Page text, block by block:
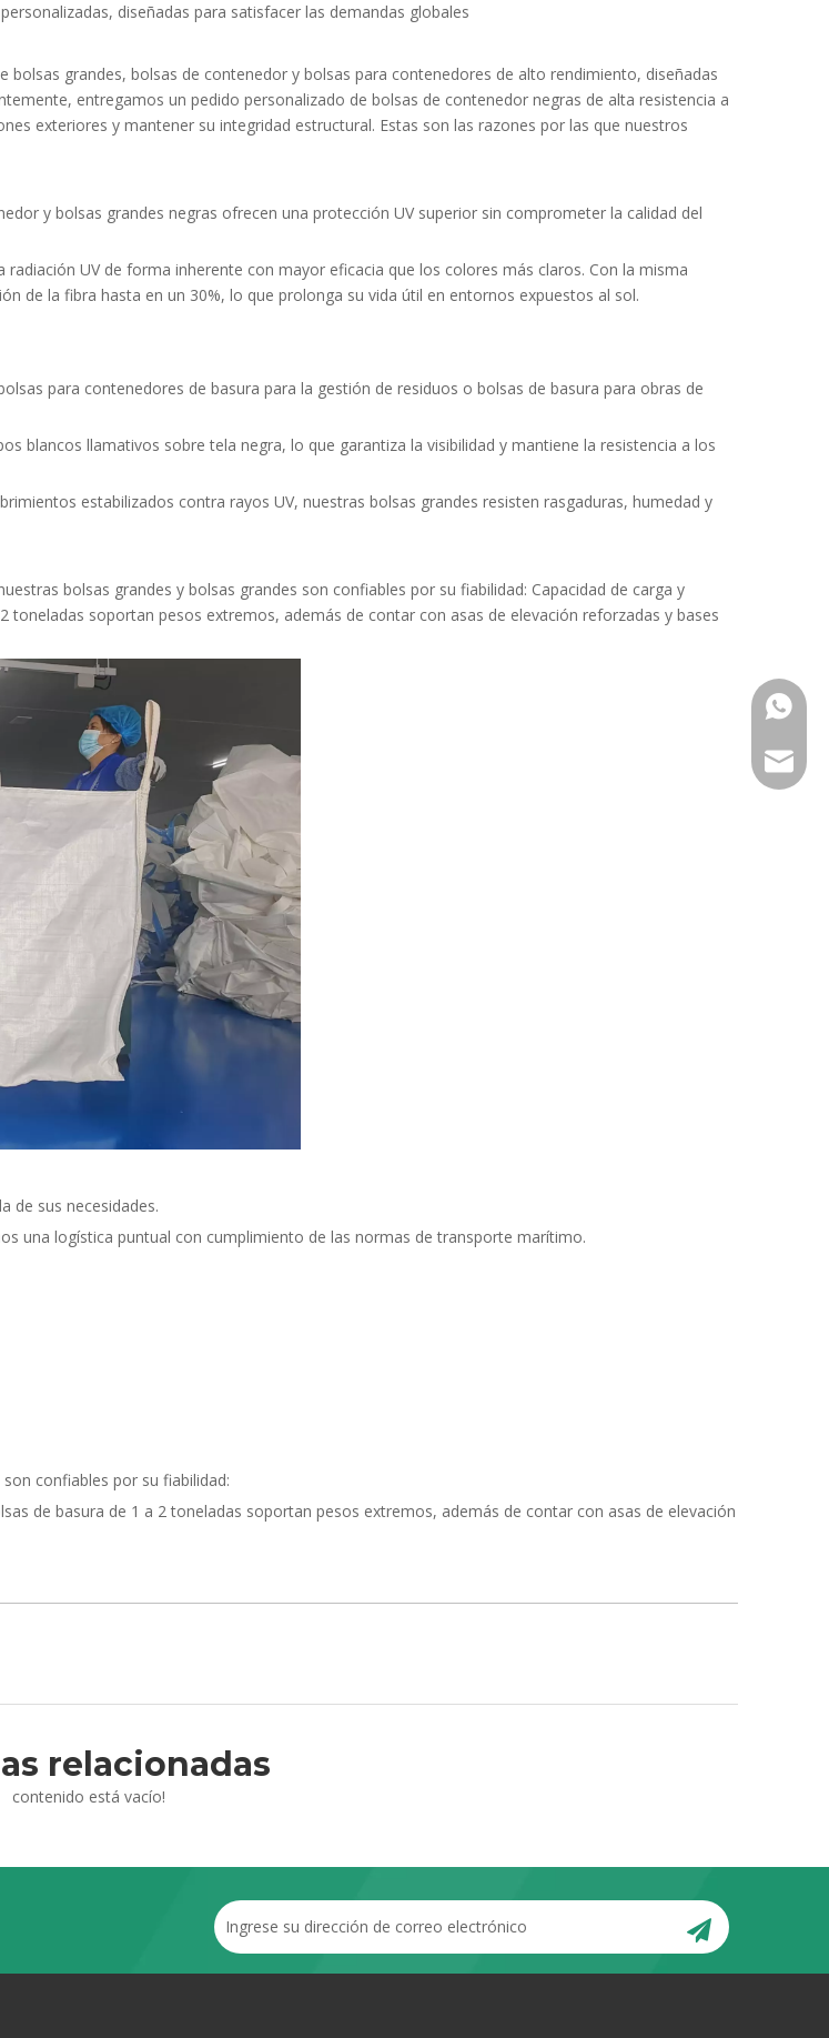
diseñadas para satisfacer las demandas globales
bolsas grandes, bolsas de contenedor y bolsas para contenedores de alto rendimiento, diseñadas
entregamos un pedido personalizado de bolsas de contenedor negras de alta resistencia a
exteriores y mantener su integridad estructural. Estas son las razones por las que nuestros
y bolsas grandes negras ofrecen una protección UV superior sin comprometer la calidad del
UV de forma inherente con mayor eficacia que los colores más claros. Con la misma
de la fibra hasta en un 30%, lo que prolonga su vida útil en entornos expuestos al sol.
para contenedores de basura para la gestión de residuos o bolsas de basura para obras de
blancos llamativos sobre tela negra, lo que garantiza la visibilidad y mantiene la resistencia a los
estabilizados contra rayos UV, nuestras bolsas grandes resisten rasgaduras, humedad y
bolsas grandes y bolsas grandes son confiables por su fiabilidad: Capacidad de carga y
toneladas soportan pesos extremos, además de contar con asas de elevación reforzadas y bases
de sus necesidades.
una logística puntual con cumplimiento de las normas de transporte marítimo.
confiables por su fiabilidad:
de basura de 1 a 2 toneladas soportan pesos extremos, además de contar con asas de elevación
relacionadas
contenido está vacío!